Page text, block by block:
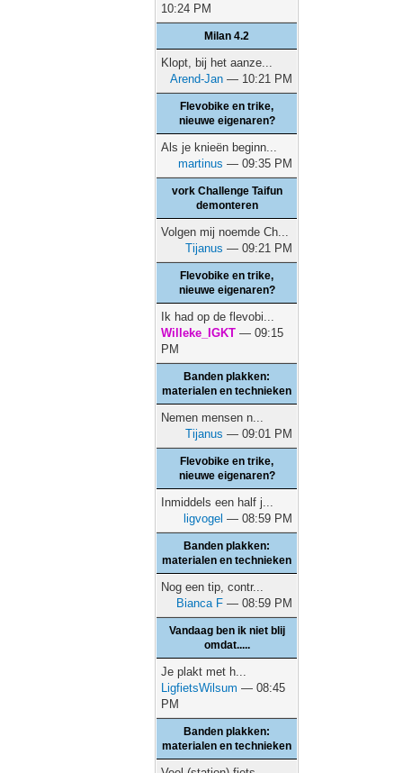
10:24 PM
Milan 4.2
Klopt, bij het aanze...
Arend-Jan — 10:21 PM
Flevobike en trike,
nieuwe eigenaren?
Als je knieën beginn...
martinus — 09:35 PM
vork Challenge Taifun
demonteren
Volgen mij noemde Ch...
Tijanus — 09:21 PM
Flevobike en trike,
nieuwe eigenaren?
Ik had op de flevobi...
Willeke_IGKT — 09:15
PM
Banden plakken:
materialen en technieken
Nemen mensen n...
Tijanus — 09:01 PM
Flevobike en trike,
nieuwe eigenaren?
Inmiddels een half j...
ligvogel — 08:59 PM
Banden plakken:
materialen en technieken
Nog een tip, contr...
Bianca F — 08:59 PM
Vandaag ben ik niet blij
omdat.....
Je plakt met h...
LigfietsWilsum — 08:45
PM
Banden plakken:
materialen en technieken